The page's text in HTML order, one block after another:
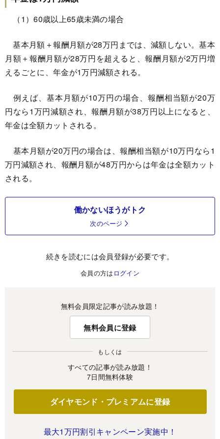
（1）60歳以上65歳未満の場合
基本月額＋報酬月額が28万円までは、減額しない。基本
月額＋報酬月額が28万円を超えると、報酬月額が2万円増
えるごとに、年金が1万円減額される。
例えば、基本月額が10万円の場合、報酬相当額が20万
円なら1万円減額され、報酬月額が38万円以上になると、
年金は全額カットされる。
基本月額が20万円の場合は、報酬相当額が10万円なら1
万円減額され、報酬月額が48万円からは年金は全額カット
される。
働かないほうがトク
次のページ
続きを読むには会員登録が必要です。
会員の方は ログイン
無料会員限定記事が読み放題！
無料会員に登録
もしくは
すべての記事が読み放題！
7日間無料体験
ダイヤモンド・プレミアムに登録
最大1万円割引キャンペーン実施中！